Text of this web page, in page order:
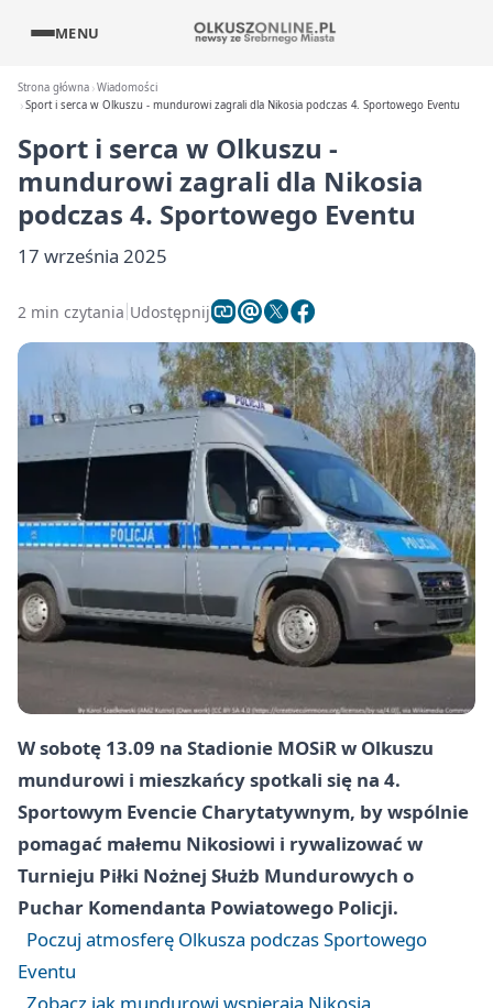
MENU
Strona główna Wiadomości
Sport i serca w Olkuszu - mundurowi zagrali dla Nikosia podczas 4. Sportowego Eventu
Sport i serca w Olkuszu -
mundurowi zagrali dla Nikosia
podczas 4. Sportowego Eventu
17 września 2025
2 min czytania Udostępnij
W sobotę 13.09 na Stadionie MOSiR w Olkuszu
mundurowi i mieszkańcy spotkali się na 4.
Sportowym Evencie Charytatywnym, by wspólnie
pomagać małemu Nikosiowi i rywalizować w
Turnieju Piłki Nożnej Służb Mundurowych o
Puchar Komendanta Powiatowego Policji.
Poczuj atmosferę Olkusza podczas Sportowego
Eventu